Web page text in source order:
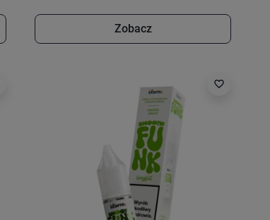
Zobacz
favorite_border